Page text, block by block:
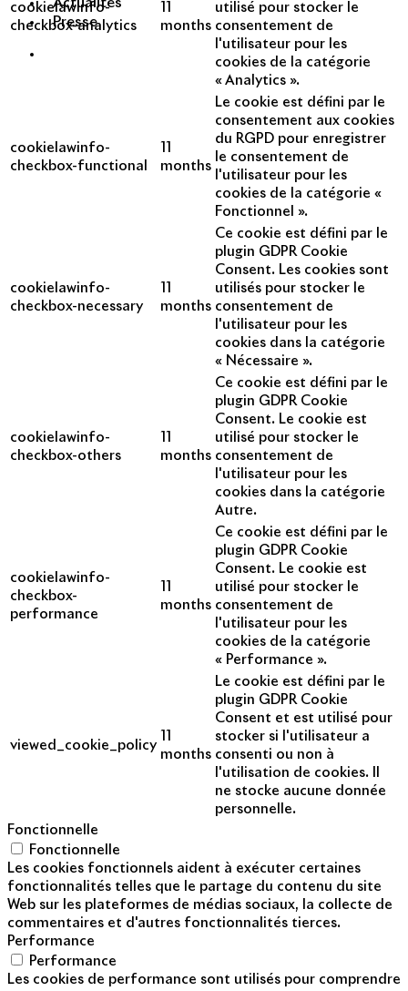
Presse
cookielawinfo-
checkbox-analytics
months
utilisé pour stocker le
consentement de
l'utilisateur pour les
cookies de la catégorie
« Analytics ».
cookielawinfo-
checkbox-functional
months
Le cookie est défini par le
consentement aux cookies
du RGPD pour enregistrer
le consentement de
l'utilisateur pour les
cookies de la catégorie «
Fonctionnel ».
cookielawinfo-
checkbox-necessary
months
Ce cookie est défini par le
plugin GDPR Cookie
Consent. Les cookies sont
utilisés pour stocker le
consentement de
l'utilisateur pour les
cookies dans la catégorie
« Nécessaire ».
cookielawinfo-
checkbox-others
months
Ce cookie est défini par le
plugin GDPR Cookie
Consent. Le cookie est
utilisé pour stocker le
consentement de
l'utilisateur pour les
cookies dans la catégorie
Autre.
cookielawinfo-
checkbox-
performance
months
Ce cookie est défini par le
plugin GDPR Cookie
Consent. Le cookie est
utilisé pour stocker le
consentement de
l'utilisateur pour les
cookies de la catégorie
« Performance ».
viewed_cookie_policy
months
Le cookie est défini par le
plugin GDPR Cookie
Consent et est utilisé pour
stocker si l'utilisateur a
consenti ou non à
l'utilisation de cookies. Il
ne stocke aucune donnée
personnelle.
Fonctionnelle
Fonctionnelle
Les cookies fonctionnels aident à exécuter certaines
fonctionnalités telles que le partage du contenu du site
Web sur les plateformes de médias sociaux, la collecte de
commentaires et d'autres fonctionnalités tierces.
Performance
Performance
Les cookies de performance sont utilisés pour comprendre